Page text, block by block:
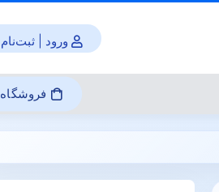
ورود | ثبت‌نام
فروشگاه